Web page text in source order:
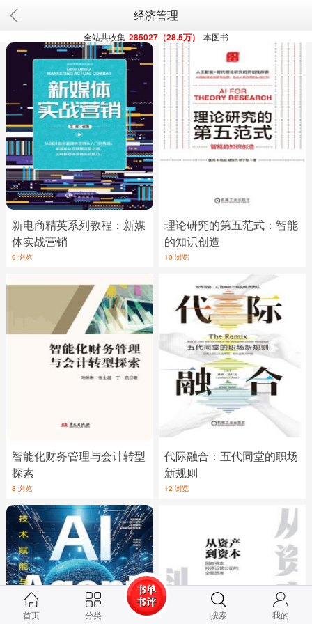
经济管理
全站共收集 285027（28.5万） 本图书
新电商精英系列教程：新媒
体实战营销
9 浏览
理论研究的第五范式：智能
的知识创造
10 浏览
智能化财务管理与会计转型
探索
8 浏览
代际融合：五代同堂的职场
新规则
12 浏览
首页 分类 搜索 我的